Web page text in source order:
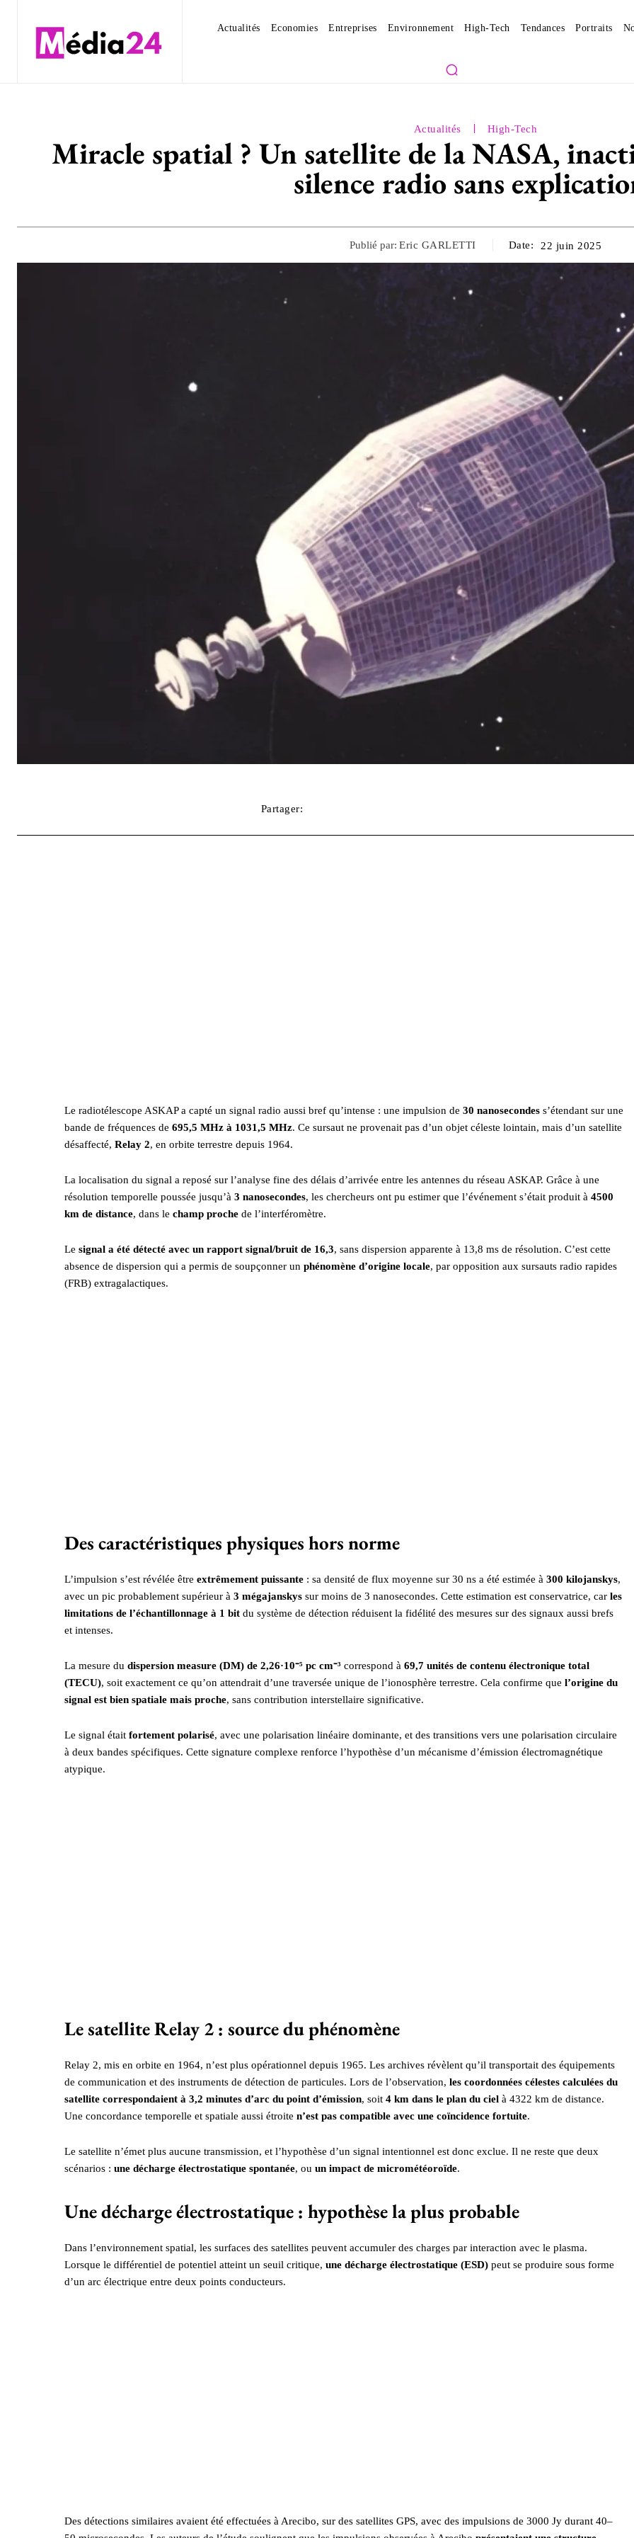
Actualités Economies Entreprises Environnement High-Tech Tendances Portraits
Actualités High-Tech
Miracle spatial ? Un satellite de la NASA,
silence radio sans
Publié par: Eric GARLETTI Date: 22 juin 2025
Partager:
Le radiotélescope ASKAP a capté un signal radio aussi bref qu’intense : une impulsion de 30 nanosecondes s’étendant sur une
bande de fréquences de 695,5 MHz à 1031,5 MHz. Ce sursaut ne provenait pas d’un objet céleste lointain, mais d’un satellite
désaffecté, Relay 2, en orbite terrestre depuis 1964.
La localisation du signal a reposé sur l’analyse fine des délais d’arrivée entre les antennes du réseau ASKAP. Grâce à une
résolution temporelle poussée jusqu’à 3 nanosecondes, les chercheurs ont pu estimer que l’événement s’était produit à 4500
km de distance, dans le champ proche de l’interféromètre.
Le signal a été détecté avec un rapport signal/bruit de 16,3, sans dispersion apparente à 13,8 ms de résolution. C’est cette
absence de dispersion qui a permis de soupçonner un phénomène d’origine locale, par opposition aux sursauts radio rapides
(FRB) extragalactiques.
Des caractéristiques physiques hors norme
L’impulsion s’est révélée être extrêmement puissante : sa densité de flux moyenne sur 30 ns a été estimée à 300 kilojanskys,
avec un pic probablement supérieur à 3 mégajanskys sur moins de 3 nanosecondes. Cette estimation est conservatrice, car les
limitations de l’échantillonnage à 1 bit du système de détection réduisent la fidélité des mesures sur des signaux aussi brefs
et intenses.
La mesure du dispersion measure (DM) de 2,26·10⁻⁵ pc cm⁻³ correspond à 69,7 unités de contenu électronique total
(TECU), soit exactement ce qu’on attendrait d’une traversée unique de l’ionosphère terrestre. Cela confirme que l’origine du
signal est bien spatiale mais proche, sans contribution interstellaire significative.
Le signal était fortement polarisé, avec une polarisation linéaire dominante, et des transitions vers une polarisation circulaire
à deux bandes spécifiques. Cette signature complexe renforce l’hypothèse d’un mécanisme d’émission électromagnétique
atypique.
Le satellite Relay 2 : source du phénomène
Relay 2, mis en orbite en 1964, n’est plus opérationnel depuis 1965. Les archives révèlent qu’il transportait des équipements
de communication et des instruments de détection de particules. Lors de l’observation, les coordonnées célestes calculées du
satellite correspondaient à 3,2 minutes d’arc du point d’émission, soit 4 km dans le plan du ciel à 4322 km de distance.
Une concordance temporelle et spatiale aussi étroite n’est pas compatible avec une coïncidence fortuite.
Le satellite n’émet plus aucune transmission, et l’hypothèse d’un signal intentionnel est donc exclue. Il ne reste que deux
scénarios : une décharge électrostatique spontanée, ou un impact de micrométéoroïde.
Une décharge électrostatique : hypothèse la plus probable
Dans l’environnement spatial, les surfaces des satellites peuvent accumuler des charges par interaction avec le plasma.
Lorsque le différentiel de potentiel atteint un seuil critique, une décharge électrostatique (ESD) peut se produire sous forme
d’un arc électrique entre deux points conducteurs.
Des détections similaires avaient été effectuées à Arecibo, sur des satellites GPS, avec des impulsions de 3000 Jy durant 40–